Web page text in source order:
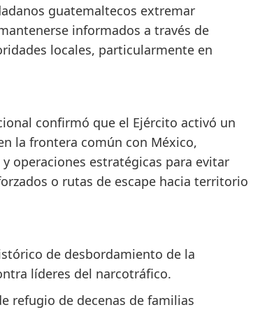
guatemaltecos extremar
informados a través de
locales, particularmente en
confirmó que el Ejército activó un
la frontera común con México,
operaciones estratégicas para evitar
o rutas de escape hacia territorio
de desbordamiento de la
líderes del narcotráfico.
refugio de decenas de familias